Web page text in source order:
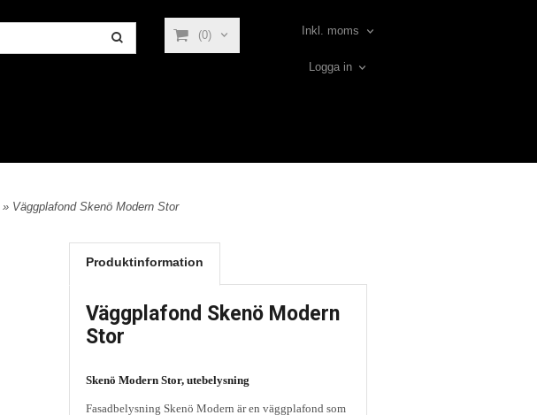
(0) Inkl. moms
Logga in
» Väggplafond Skenö Modern Stor
Produktinformation
Väggplafond Skenö Modern
Stor
Skenö Modern Stor, utebelysning
Fasadbelysning Skenö Modern är en väggplafond som